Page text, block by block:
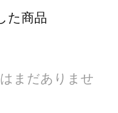
た商品
まだありませ